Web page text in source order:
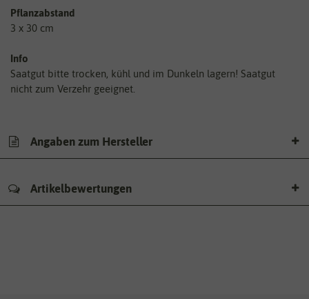
Pflanzabstand
3 x 30 cm
Info
Saatgut bitte trocken, kühl und im Dunkeln lagern! Saatgut
nicht zum Verzehr geeignet.
Angaben zum Hersteller
Artikelbewertungen